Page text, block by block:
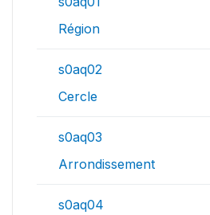
Région
s0aq02
Cercle
s0aq03
Arrondissement
s0aq04